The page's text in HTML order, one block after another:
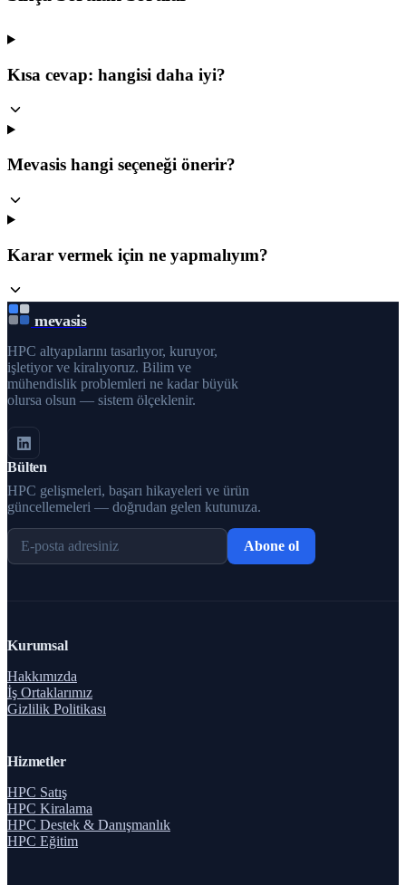
Kısa cevap: hangisi daha iyi?
Mevasis hangi seçeneği önerir?
Karar vermek için ne yapmalıyım?
mevasis
HPC altyapılarını tasarlıyor, kuruyor,
işletiyor ve kiralıyoruz. Bilim ve
mühendislik problemleri ne kadar büyük
olursa olsun — sistem ölçeklenir.
Bülten
HPC gelişmeleri, başarı hikayeleri ve ürün
güncellemeleri — doğrudan gelen kutunuza.
Abone ol
Kurumsal
Hakkımızda
İş Ortaklarımız
Gizlilik Politikası
Hizmetler
HPC Satış
HPC Kiralama
HPC Destek & Danışmanlık
HPC Eğitim